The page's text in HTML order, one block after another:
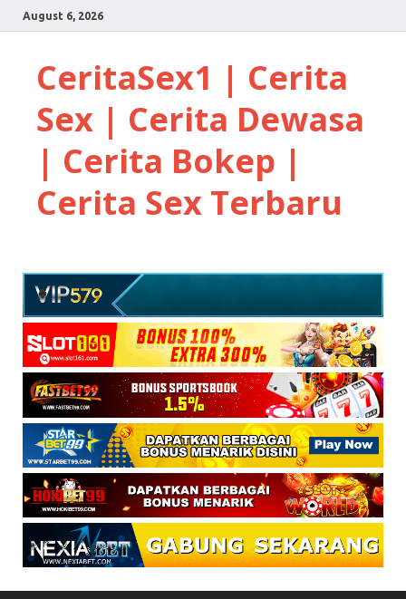
August 6, 2026
CeritaSex1 | Cerita
Sex | Cerita Dewasa
| Cerita Bokep |
Cerita Sex Terbaru